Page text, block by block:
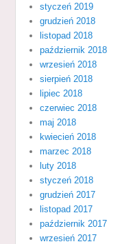
styczeń 2019
grudzień 2018
listopad 2018
październik 2018
wrzesień 2018
sierpień 2018
lipiec 2018
czerwiec 2018
maj 2018
kwiecień 2018
marzec 2018
luty 2018
styczeń 2018
grudzień 2017
listopad 2017
październik 2017
wrzesień 2017